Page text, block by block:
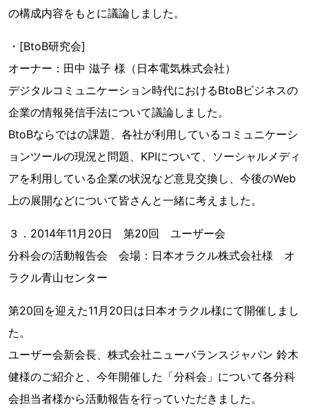
の構成内容をもとに議論しました。
・[BtoB研究会]
オーナー：田中 滋子 様（日本電気株式会社）
デジタルコミュニケーション時代におけるBtoBビジネスの
企業の情報発信手法について議論しました。
BtoBならではの課題、各社が利用しているコミュニケーシ
ョンツールの現況と問題、KPIについて、ソーシャルメディ
アを利用している企業の状況など意見交換し、今後のWeb
上の展開などについて皆さんと一緒に考えました。
３．2014年11月20日 第20回 ユーザー会
分科会の活動報告会 会場：日本オラクル株式会社様 オ
ラクル青山センター
第20回を迎えた11月20日は日本オラクル様にて開催しまし
た。
ユーザー会新会長、株式会社ニューバランスジャパン 鈴木
健様のご紹介と、今年開催した「分科会」について各分科
会担当者様から活動報告を行っていただきました。